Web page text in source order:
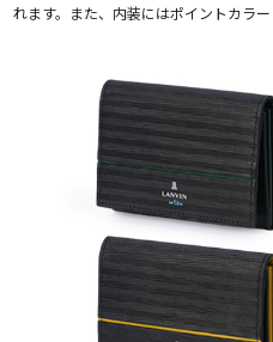
れます。また、内装にはポイントカラー